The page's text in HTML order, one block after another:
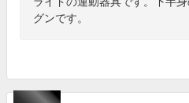
グンです。